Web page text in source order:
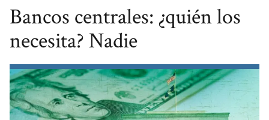
Bancos centrales: ¿quién los
necesita? Nadie